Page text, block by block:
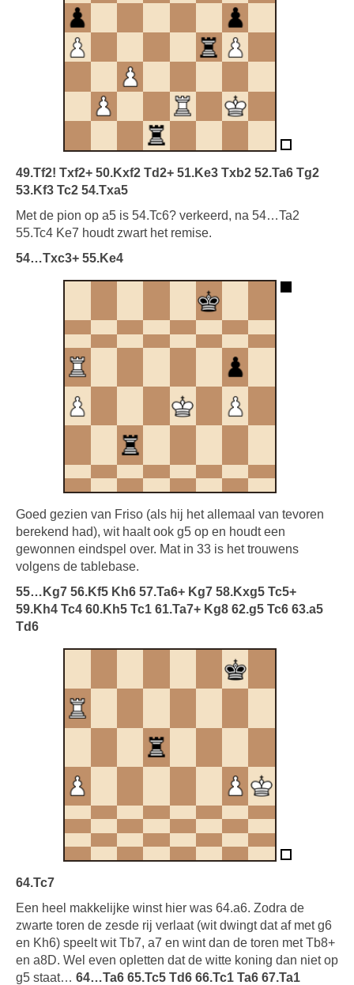
49.Tf2! Txf2+ 50.Kxf2 Td2+ 51.Ke3 Txb2 52.Ta6 Tg2
53.Kf3 Tc2 54.Txa5
Met de pion op a5 is 54.Tc6? verkeerd, na 54…Ta2
55.Tc4 Ke7 houdt zwart het remise.
54…Txc3+ 55.Ke4
Goed gezien van Friso (als hij het allemaal van tevoren
berekend had), wit haalt ook g5 op en houdt een
gewonnen eindspel over. Mat in 33 is het trouwens
volgens de tablebase.
55…Kg7 56.Kf5 Kh6 57.Ta6+ Kg7 58.Kxg5 Tc5+
59.Kh4 Tc4 60.Kh5 Tc1 61.Ta7+ Kg8 62.g5 Tc6 63.a5
Td6
64.Tc7
Een heel makkelijke winst hier was 64.a6. Zodra de
zwarte toren de zesde rij verlaat (wit dwingt dat af met g6
en Kh6) speelt wit Tb7, a7 en wint dan de toren met Tb8+
en a8D. Wel even opletten dat de witte koning dan niet op
g5 staat… 64…Ta6 65.Tc5 Td6 66.Tc1 Ta6 67.Ta1